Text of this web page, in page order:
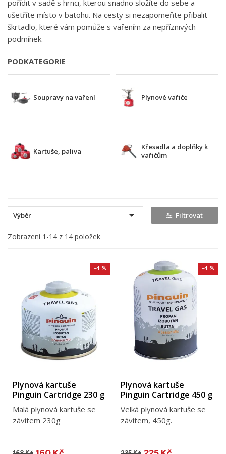
pořídit v sadě s hrnci, kterou snadno složíte do sebe a
ušetříte místo v batohu. Na cesty si nezapomeňte přibalit
škrtadlo, které vám pomůže s vařením za nepříznivých
podmínek.
PODKATEGORIE
Soupravy na vaření Plynové vařiče
Kartuše, paliva
Křesadla a doplňky k
vařičům
Výběr  Filtrovat
Zobrazení 1-14 z 14 položek
Plynová kartuše
Pinguin Cartridge 230 g
Malá plynová kartuše se
závitem 230g
-4 %
Plynová kartuše
Pinguin Cartridge 450 g
Velká plynová kartuše se
závitem, 450g.
-4 %